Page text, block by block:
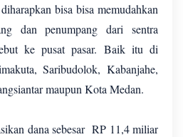
bisa bisa memudahkan
dan penumpang dari sentra
ke pusat pasar. Baik itu di
Saribudolok, Kabanjahe,
maupun Kota Medan.
dana sebesar RP 11,4 miliar